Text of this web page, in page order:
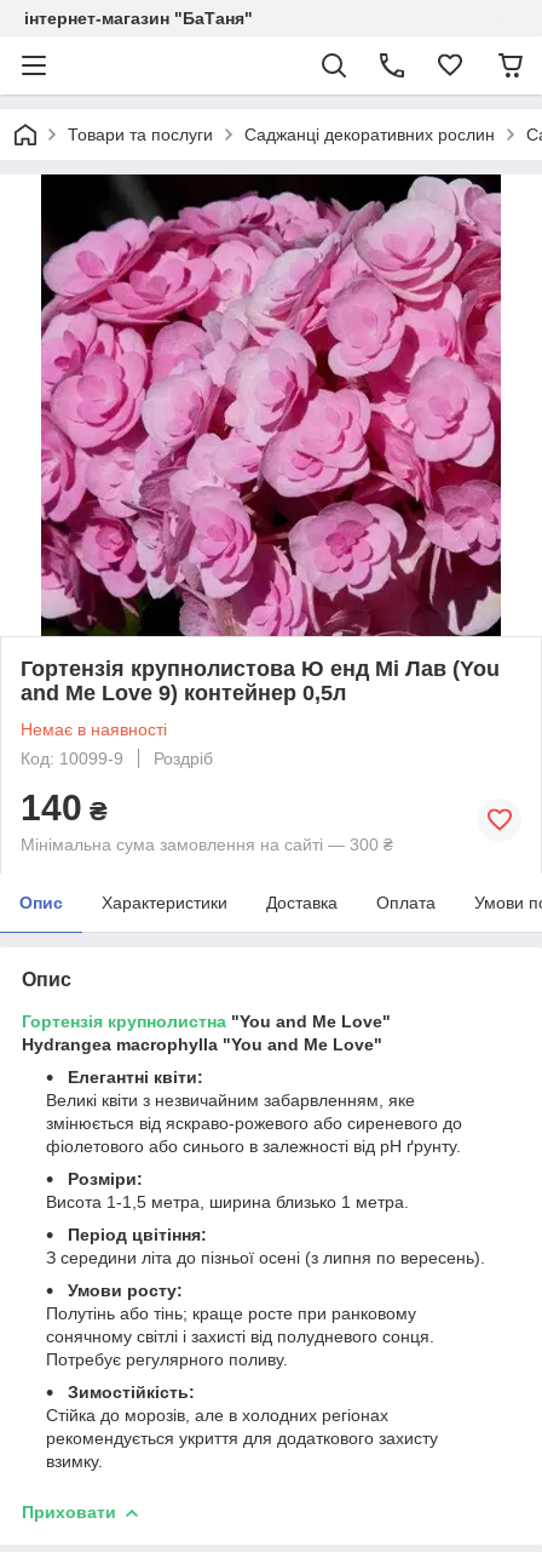
інтернет-магазин "БаТаня"
Товари та послуги Саджанці декоративних рослин
Гортензія крупнолистова Ю енд Мі Лав (You
and Me Love 9) контейнер 0,5л
Немає в наявності
Код: 10099-9
Роздріб
140 ₴
Мінімальна сума замовлення на сайті — 300 ₴
Опис Характеристики Доставка Оплата Умови
Опис
Гортензія крупнолистна "You and Me Love"
Hydrangea macrophylla "You and Me Love"
Елегантні квіти:
Великі квіти з незвичайним забарвленням, яке
змінюється від яскраво-рожевого або сиреневого до
фіолетового або синього в залежності від pH ґрунту.
Розміри:
Висота 1-1,5 метра, ширина близько 1 метра.
Період цвітіння:
З середини літа до пізньої осені (з липня по вересень).
Умови росту:
Полутінь або тінь; краще росте при ранковому
сонячному світлі і захисті від полудневого сонця.
Потребує регулярного поливу.
Зимостійкість:
Стійка до морозів, але в холодних регіонах
рекомендується укриття для додаткового захисту
взимку.
Приховати